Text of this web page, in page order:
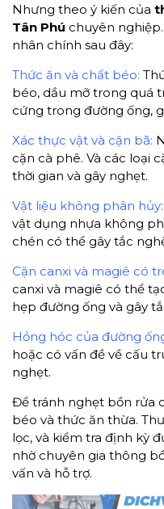
Nhưng theo ý kiến của
Tân Phú chuyên
nhân chính sau đây:
Thức ăn và chất béo:
béo, dầu mỡ trong quá
cứng trong đường ống,
Xác thực vật và cặn bã:
cặn cà phê. Và các loại
thời gian và gây nghẹt.
Vật liệu không phân hủy:
vật dụng nhựa không
chén có thể gây tắc
Cặn canxi và magiê có
canxi và magiê có thể
hẹp đường ống và gây
Hỏng hóc của đường
hoặc có vấn đề về cấu
nghẹt.
Để tránh nghẹt bồn rửa
béo và thức ăn thừa.
lọc, và kiểm tra định kỳ
nhờ chuyên gia thông
vấn và hỗ trợ.